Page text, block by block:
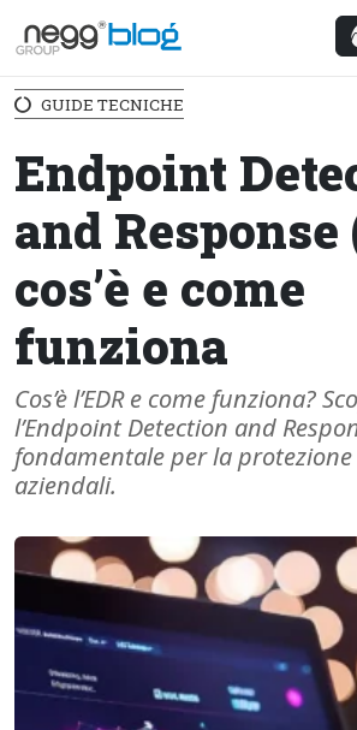
GUIDE TECNICHE
Endpoint
and Response
cos’è e come
funziona
Cos’è l’EDR e come funziona?
l’Endpoint Detection and
fondamentale per la
aziendali.